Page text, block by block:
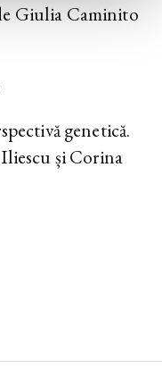
Giulia Caminito
genetică.
și Corina